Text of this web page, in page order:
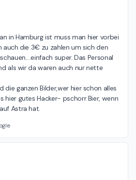
in Hamburg ist muss man hier vorbei
auch die 3€ zu zahlen um sich den
super. Das Personal
als wir da waren auch nur nette
die ganzen Bilder,wer hier schon alles
hier gutes Hacker- pschorr Bier, wenn
Astra hat.